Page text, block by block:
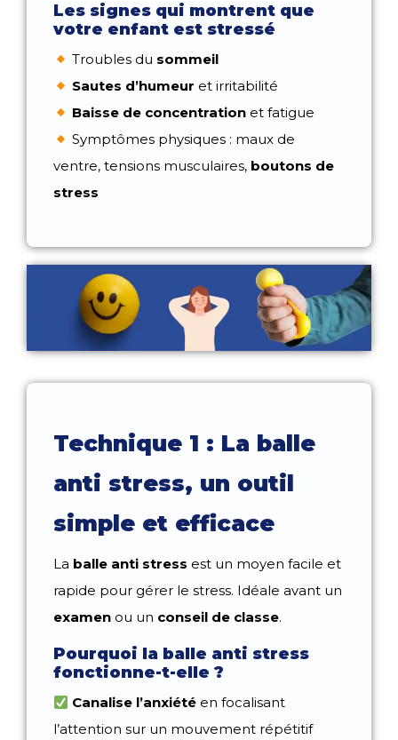
Les signes qui montrent que
votre enfant est stressé
Troubles du sommeil
Sautes d’humeur et irritabilité
Baisse de concentration et fatigue
Symptômes physiques : maux de
ventre, tensions musculaires, boutons de
stress
Technique 1 : La balle
anti stress, un outil
simple et efficace
La balle anti stress est un moyen facile et
rapide pour gérer le stress. Idéale avant un
examen ou un conseil de classe.
Pourquoi la balle anti stress
fonctionne-t-elle ?
Canalise l’anxiété en focalisant
l’attention sur un mouvement répétitif